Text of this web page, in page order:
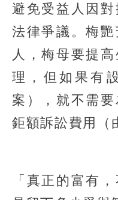
避免受益人因
法律爭議。梅
人，梅母要提
理，但如果有
案），就不需
鉅額訴訟費用（
「真正的富有